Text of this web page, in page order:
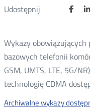
Udostępnij
Udostępnij
Otwórz
na
Wykazy
bazowych telefonii
GSM, UMTS, LTE, 5G/
technologię CDMA
Archiwalne wykazy